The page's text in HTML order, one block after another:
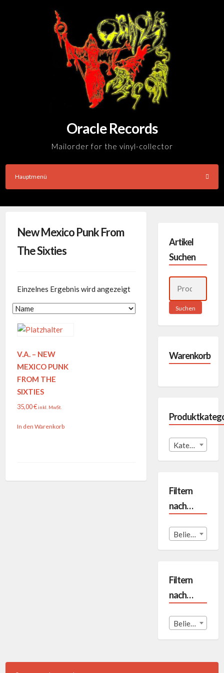
Oracle Records
Mailorder for the vinyl-collector
Hauptmenü
New Mexico Punk From
The Sixties
Einzelnes Ergebnis wird angezeigt
V.A. – NEW
MEXICO PUNK
FROM THE
SIXTIES
35,00€inkl. MwSt.
In den Warenkorb
Artikel
Suchen
Suchen
Warenkorb
Kategorie auswählen
Filtern
nach…
Beliebige Format
Filtern
nach…
Beliebige Land